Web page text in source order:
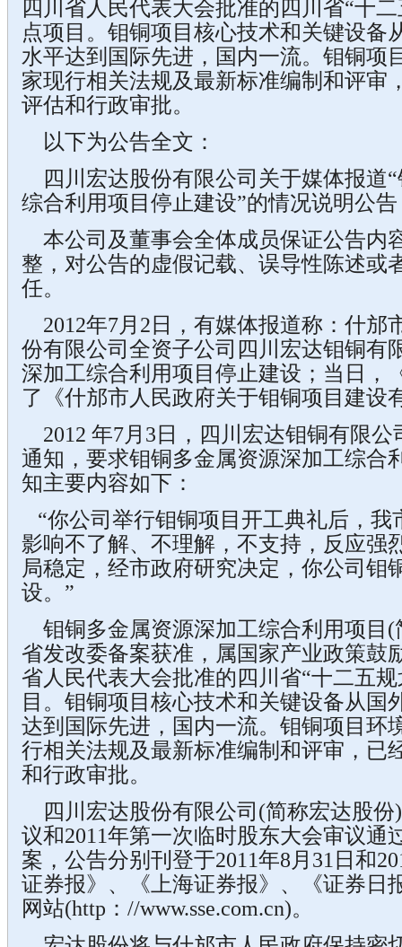
四川省人民代表大会批准的四川省“十
点项目。钼铜项目核心技术和关键设备
水平达到国际先进，国内一流。钼铜项
家现行相关法规及最新标准编制和评审
评估和行政审批。
以下为公告全文：
四川宏达股份有限公司关于媒体报道
综合利用项目停止建设”的情况说明公告
本公司及董事会全体成员保证公告内
整，对公告的虚假记载、误导性陈述或
任。
2012年7月2日，有媒体报道称：什邡
份有限公司全资子公司四川宏达钼铜有
深加工综合利用项目停止建设；当日，
了《什邡市人民政府关于钼铜项目建设
2012 年7月3日，四川宏达钼铜有限公
通知，要求钼铜多金属资源深加工综合
知主要内容如下：
“你公司举行钼铜项目开工典礼后，我
影响不了解、不理解，不支持，反应强
局稳定，经市政府研究决定，你公司钼
设。”
钼铜多金属资源深加工综合利用项目(
省发改委备案获准，属国家产业政策鼓
省人民代表大会批准的四川省“十二五
目。钼铜项目核心技术和关键设备从国
达到国际先进，国内一流。钼铜项目环
行相关法规及最新标准编制和评审，已
和行政审批。
四川宏达股份有限公司(简称宏达股份
议和2011年第一次临时股东大会审议通
案，公告分别刊登于2011年8月31日和
证券报》、《上海证券报》、《证券日
网站(http：//www.sse.com.cn)。